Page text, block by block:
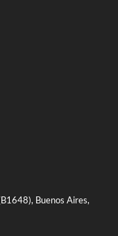
Buenos Aires,